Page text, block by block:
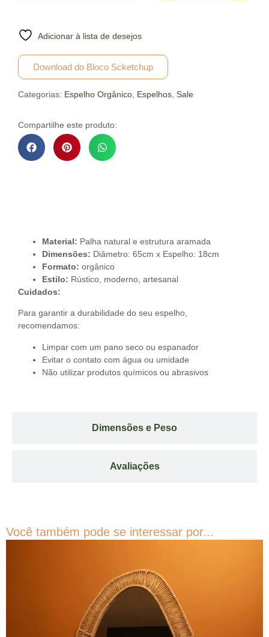
Adicionar à lista de desejos
Download do Bloco Scketchup
Categorias: Espelho Orgânico Espelhos Sale
Compartilhe este produto:
Dimensões e Peso
Avaliações
Material: Palha natural e estrutura aramada
Dimensões: Diâmetro: 65cm x Espelho: 18cm
Formato: orgânico
Estilo: Rústico, moderno, artesanal
Cuidados:
Para garantir a durabilidade do seu espelho,
recomendamos:
Limpar com um pano seco ou espanador
Evitar o contato com água ou umidade
Não utilizar produtos químicos ou abrasivos
Você também pode se interessar por...